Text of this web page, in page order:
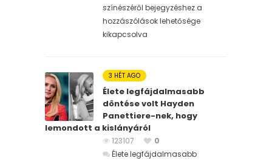
színészéről bejegyzéshez a
hozzászólások lehetősége
kikapcsolva
3 HÉT AGO
Élete legfájdalmasabb
döntése volt Hayden
Panettiere-nek, hogy
lemondott a kislányáról
123107
0
Élete legfájdalmasabb